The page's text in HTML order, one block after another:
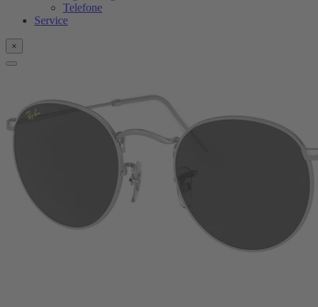
Telefone
Service
×